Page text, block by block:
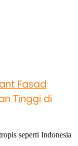
Fasad
Tinggi di
seperti Indonesia